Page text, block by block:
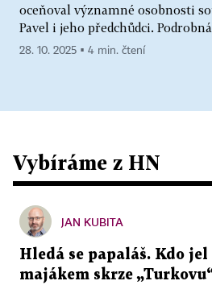
oceňoval významné osobnosti
Pavel i jeho předchůdci.
28. 10. 2025 ▪ 4 min. čtení
Vybíráme z HN
JAN KUBITA
Hledá se papaláš. Kdo
majákem skrze